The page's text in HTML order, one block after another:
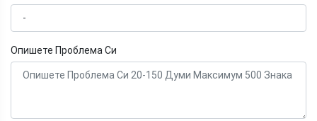
Опишете Проблема Си